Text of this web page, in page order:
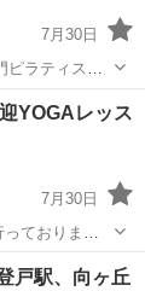
7月30日
ピラティスス
がなかなか改
YOGAレッス
7月30日
ておりま
ていかない
戸駅、向ヶ丘